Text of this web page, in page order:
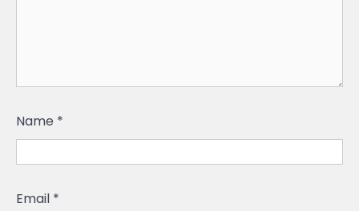
Name *
Email *